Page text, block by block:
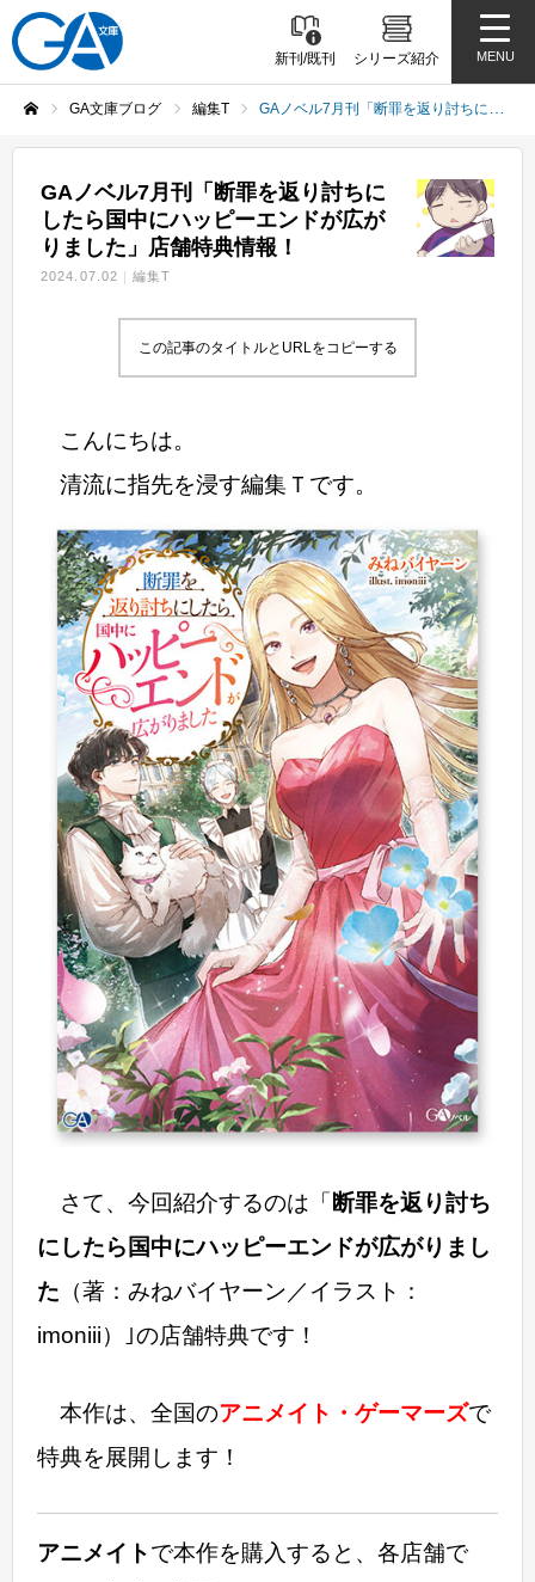
新刊/既刊 シリーズ紹介 MENU
GA文庫ブログ 編集T GAノベル7月刊「断罪を返り討ちにしたら国中にハッピーエンドが広がりました」店舗特典情報！
GAノベル7月刊「断罪を返り討ちに
したら国中にハッピーエンドが広が
りました」店舗特典情報！
2024.07.02 編集T
この記事のタイトルとURLをコピーする
こんにちは。
清流に指先を浸す編集Ｔです。
さて、今回紹介するのは「 断罪を返り討ち
にしたら国中にハッピーエンドが広がりまし
た （著：みねバイヤーン／イラスト：
imoniii）｣の店舗特典です！
本作は、全国のアニメイト・ゲーマーズで
特典を展開します！
アニメイトで本作を購入すると、各店舗で